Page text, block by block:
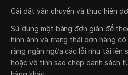
Cài đặt vận chuyển và thực hiện
Sử dụng một bảng đơn giản để
hình ảnh và trạng thái đơn hàng
ràng ngăn ngừa các lỗi như tải lên
hoặc vô tình sao chép danh sách